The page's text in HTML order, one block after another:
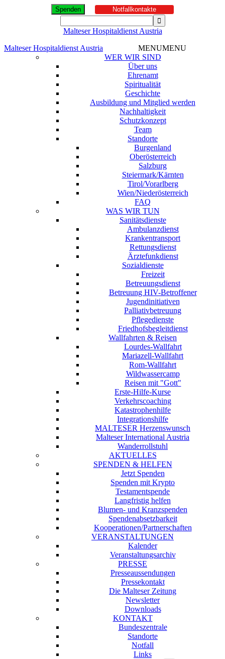
Spenden Notfallkontakte
Malteser Hospitaldienst Austria
Malteser Hospitaldienst Austria
MENUMENU
WER WIR SIND
Über uns
Ehrenamt
Spiritualität
Geschichte
Ausbildung und Mitglied werden
Nachhaltigkeit
Schutzkonzept
Team
Standorte
Burgenland
Oberösterreich
Salzburg
Steiermark/Kärnten
Tirol/Vorarlberg
Wien/Niederösterreich
FAQ
WAS WIR TUN
Sanitätsdienste
Ambulanzdienst
Krankentransport
Rettungsdienst
Ärztefunkdienst
Sozialdienste
Freizeit
Betreuungsdienst
Betreuung HIV-Betroffener
Jugendinitiativen
Palliativbetreuung
Pflegedienste
Friedhofsbegleitdienst
Wallfahrten & Reisen
Lourdes-Wallfahrt
Mariazell-Wallfahrt
Rom-Wallfahrt
Wildwassercamp
Reisen mit "Gott"
Erste-Hilfe-Kurse
Verkehrscoaching
Katastrophenhilfe
Integrationshilfe
MALTESER Herzenswunsch
Malteser International Austria
Wanderrollstuhl
AKTUELLES
SPENDEN & HELFEN
Jetzt Spenden
Spenden mit Krypto
Testamentspende
Langfristig helfen
Blumen- und Kranzspenden
Spendenabsetzbarkeit
Kooperationen/Partnerschaften
VERANSTALTUNGEN
Kalender
Veranstaltungsarchiv
PRESSE
Presseaussendungen
Pressekontakt
Die Malteser Zeitung
Newsletter
Downloads
KONTAKT
Bundeszentrale
Standorte
Notfall
Links